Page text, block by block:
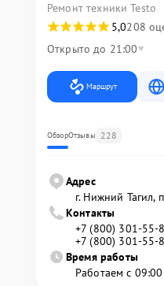
Ремонт техники Testo
5,0208
Открыто до 21:00
Маршрут
ОбзорОтзывы 228
Адрес
г. Нижний Тагил,
Контакты
+7 (800) 301-55-
+7 (800) 301-55-
Время работы
Работаем с